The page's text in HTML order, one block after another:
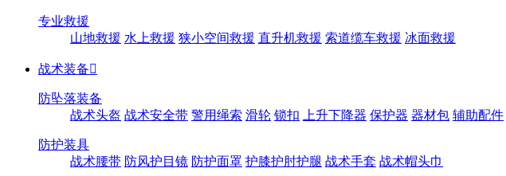
专业救援
山地救援 水上救援 狭小空间救援 直升机救援 索道缆车救援 冰面救援
战术装备
防坠落装备
战术头盔 战术安全带 警用绳索 滑轮 锁扣 上升下降器 保护器 器材包 辅助配件
防护装具
战术腰带 防风护目镜 防护面罩 护膝护肘护腿 战术手套 战术帽头巾